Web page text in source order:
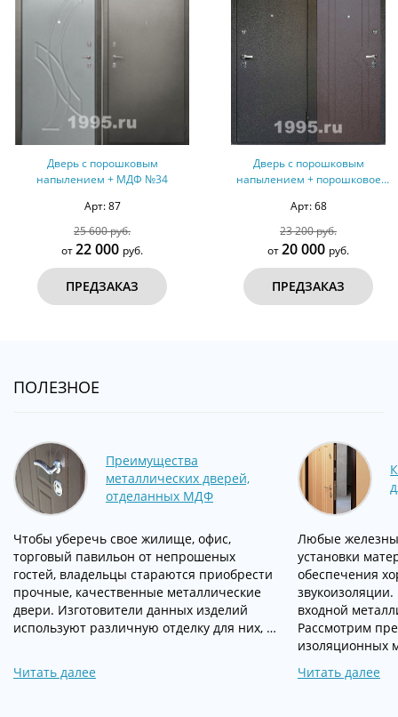
Дверь с порошковым
напылением + порошковое
Арт: 68
23 200 руб.
от20 000руб.
ПРЕДЗАКАЗ
Дверь с МДФ, стеклом и
решеткой №204
Арт: 625
88 000 руб.
от80 000руб.
ПРЕДЗАКАЗ
ПОЛЕЗНОЕ
Преимущества
металлических дверей,
отделанных МДФ
Чтобы уберечь свое жилище, офис,
торговый павильон от непрошеных
гостей, владельцы стараются приобрести
прочные, качественные металлические
двери. Изготовители данных изделий
используют различную отделку для них, …
Читать далее
Любые
установки
обеспечения
входной
Рассмотрим
изоляционных
Читать далее